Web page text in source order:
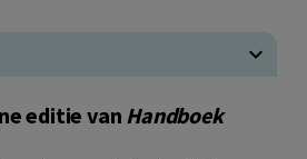
editie van Handboek